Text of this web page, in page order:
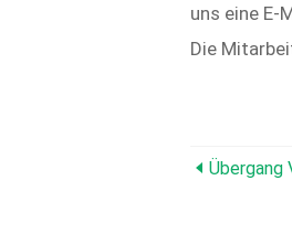
uns eine E-
Die
Übergang